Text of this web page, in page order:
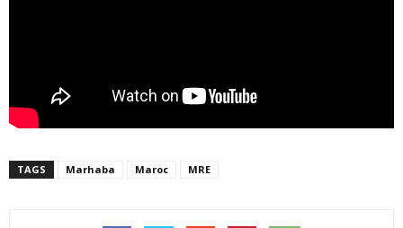
TAGS Marhaba Maroc MRE